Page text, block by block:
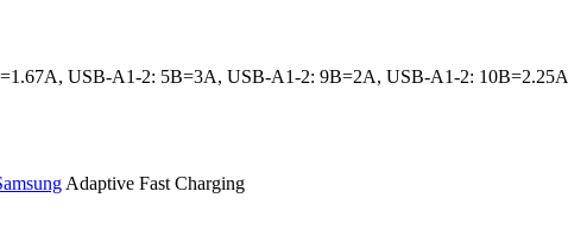
USB-A1-2: 5В=3А, USB-A1-2: 9В=2А, USB-A1-2: 10В=2.25А
Adaptive Fast Charging